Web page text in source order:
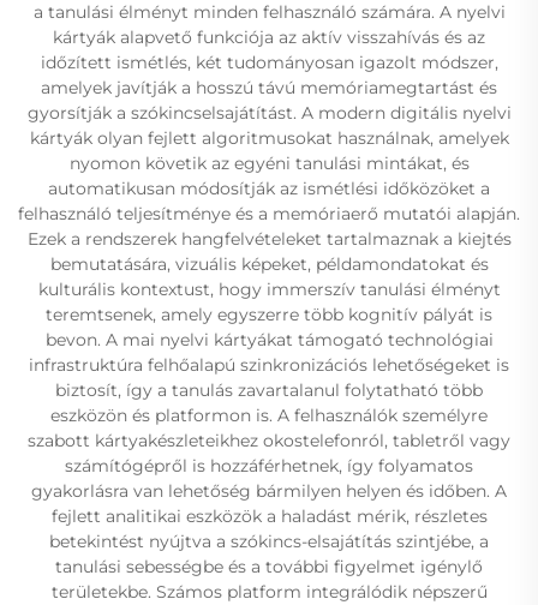
a tanulási élményt minden felhasználó számára. A nyelvi
kártyák alapvető funkciója az aktív visszahívás és az
időzített ismétlés, két tudományosan igazolt módszer,
amelyek javítják a hosszú távú memóriamegtartást és
gyorsítják a szókincselsajátítást. A modern digitális nyelvi
kártyák olyan fejlett algoritmusokat használnak, amelyek
nyomon követik az egyéni tanulási mintákat, és
automatikusan módosítják az ismétlési időközöket a
felhasználó teljesítménye és a memóriaerő mutatói alapján.
Ezek a rendszerek hangfelvételeket tartalmaznak a kiejtés
bemutatására, vizuális képeket, példamondatokat és
kulturális kontextust, hogy immerszív tanulási élményt
teremtsenek, amely egyszerre több kognitív pályát is
bevon. A mai nyelvi kártyákat támogató technológiai
infrastruktúra felhőalapú szinkronizációs lehetőségeket is
biztosít, így a tanulás zavartalanul folytatható több
eszközön és platformon is. A felhasználók személyre
szabott kártyakészleteikhez okostelefonról, tabletről vagy
számítógépről is hozzáférhetnek, így folyamatos
gyakorlásra van lehetőség bármilyen helyen és időben. A
fejlett analitikai eszközök a haladást mérik, részletes
betekintést nyújtva a szókincs-elsajátítás szintjébe, a
tanulási sebességbe és a további figyelmet igénylő
területekbe. Számos platform integrálódik népszerű